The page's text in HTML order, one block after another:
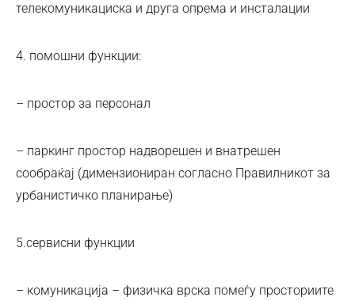
телекомуникациска и друга опрема и инсталации
4. помошни функции:
– простор за персонал
– паркинг простор надворешен и внатрешен
сообраќај (димензиониран согласно Правилникот за
урбанистичко планирање)
5.сервисни функции
– комуникација – физичка врска помеѓу просториите